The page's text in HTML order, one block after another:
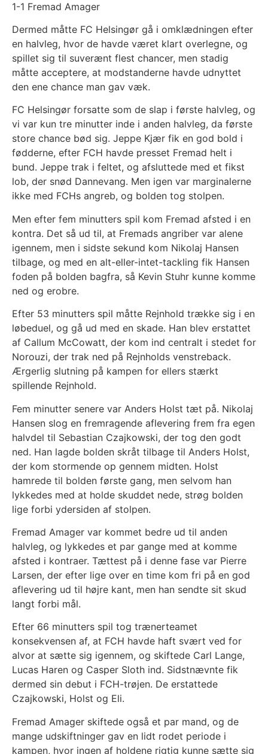
1-1 Fremad Amager
Dermed måtte FC Helsingør gå i omklædningen efter
en halvleg, hvor de havde været klart overlegne, og
spillet sig til suverænt flest chancer, men stadig
måtte acceptere, at modstanderne havde udnyttet
den ene chance man gav væk.
FC Helsingør forsatte som de slap i første halvleg, og
vi var kun tre minutter inde i anden halvleg, da første
store chance bød sig. Jeppe Kjær fik en god bold i
fødderne, efter FCH havde presset Fremad helt i
bund. Jeppe trak i feltet, og afsluttede med et fikst
lob, der snød Dannevang. Men igen var marginalerne
ikke med FCHs angreb, og bolden tog stolpen.
Men efter fem minutters spil kom Fremad afsted i en
kontra. Det så ud til, at Fremads angriber var alene
igennem, men i sidste sekund kom Nikolaj Hansen
tilbage, og med en alt-eller-intet-tackling fik Hansen
foden på bolden bagfra, så Kevin Stuhr kunne komme
ned og erobre.
Efter 53 minutters spil måtte Rejnhold trække sig i en
løbeduel, og gå ud med en skade. Han blev erstattet
af Callum McCowatt, der kom ind centralt i stedet for
Norouzi, der trak ned på Rejnholds venstreback.
Ærgerlig slutning på kampen for ellers stærkt
spillende Rejnhold.
Fem minutter senere var Anders Holst tæt på. Nikolaj
Hansen slog en fremragende aflevering frem fra egen
halvdel til Sebastian Czajkowski, der tog den godt
ned. Han lagde bolden skråt tilbage til Anders Holst,
der kom stormende op gennem midten. Holst
hamrede til bolden første gang, men selvom han
lykkedes med at holde skuddet nede, strøg bolden
lige forbi ydersiden af stolpen.
Fremad Amager var kommet bedre ud til anden
halvleg, og lykkedes et par gange med at komme
afsted i kontraer. Tættest på i denne fase var Pierre
Larsen, der efter lige over en time kom fri på en god
aflevering ud til højre kant, men han sendte sit skud
langt forbi mål.
Efter 66 minutters spil tog trænerteamet
konsekvensen af, at FCH havde haft svært ved for
alvor at sætte sig igennem, og skiftede Carl Lange,
Lucas Haren og Casper Sloth ind. Sidstnævnte fik
dermed sin debut i FCH-trøjen. De erstattede
Czajkowski, Holst og Eli.
Fremad Amager skiftede også et par mand, og de
mange udskiftninger gav en lidt rodet periode i
kampen, hvor ingen af holdene rigtig kunne sætte sig